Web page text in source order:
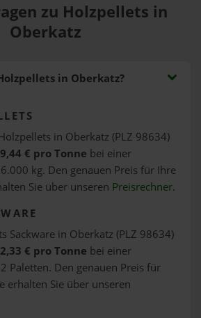
zu Holzpellets in
Oberkatz
in Oberkatz?
in Oberkatz (PLZ 98634)
€ pro Tonne bei einer
kg. Den genauen Preis für Ihre
Sie über unseren Preisrechner.
Sackware in Oberkatz (PLZ 98634)
€ pro Tonne bei einer
Paletten. Den genauen Preis für
erhalten Sie über unseren